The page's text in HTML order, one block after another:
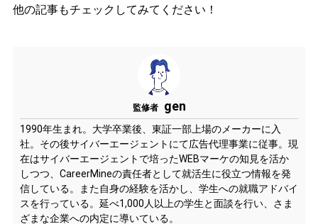
他の記事もチェックしてみてください！
監修者 gen
1990年生まれ。大学卒業後、東証一部上場のメーカーに入
社。その後サイバーエージェントにて広告代理事業に従事。現
在はサイバーエージェントで培ったWEBマーケの知見を活か
しつつ、CareerMineの責任者として就活生に役立つ情報を発
信している。また自身の経験を活かし、学生への就職アドバイ
スを行っている。延べ1,000人以上の学生と面談を行い、さま
ざまな企業への内定に導いている。